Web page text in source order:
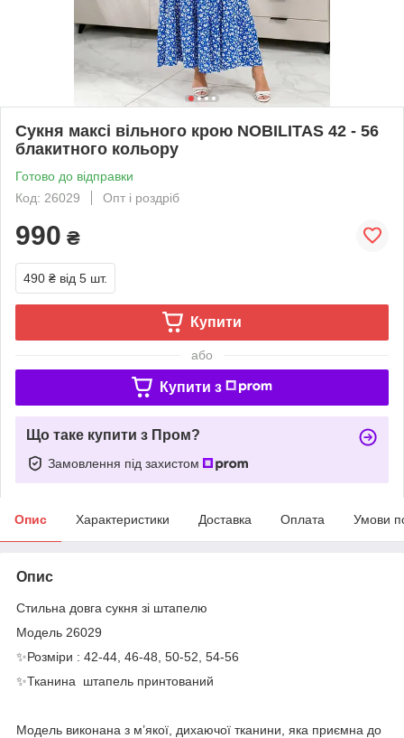
Сукня максi вiльного крою NOBILITAS 42 - 56
блакитного кольору
Готово до відправки
Код: 26029
Опт і роздріб
990 ₴
490 ₴ від 5 шт.
Купити
або
Купити з
Що таке купити з Пром?
Замовлення під захистом
Опис Характеристики Доставка Оплата Умови
Опис
Стильна довга сукня зі штапелю
Модель 26029
✨Розміри : 42-44, 46-48, 50-52, 54-56
✨Тканина штапель принтований
Модель виконана з м’якої, дихаючої тканини, яка приємна до